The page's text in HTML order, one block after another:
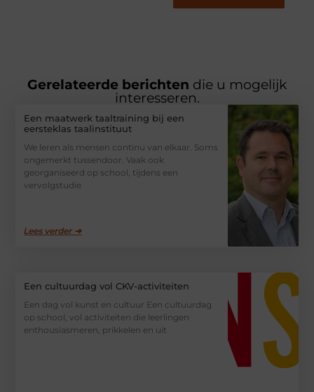
Gerelateerde berichten die u mogelijk
interesseren.
Een maatwerk taaltraining bij een
eersteklas taalinstituut
We leren als mensen continu van elkaar. Soms
ongemerkt tussendoor. Vaak ook
georganiseerd op school, tijdens een
vervolgstudie
Lees verder ➜
Een cultuurdag vol CKV-activiteiten
Een dag vol kunst en cultuur Een cultuurdag
op school, vol activiteiten die leerlingen
enthousiasmeren, prikkelen en uit